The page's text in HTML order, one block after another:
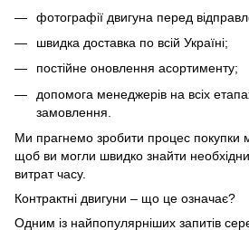
фотографії двигуна перед
швидка доставка по всій Україні;
постійне оновлення асортименту;
допомога менеджерів на всіх
замовлення.
Ми прагнемо зробити процес покупки
щоб ви могли швидко знайти
витрат часу.
Контрактні двигуни – що це означає?
Одним із найпопулярніших запитів